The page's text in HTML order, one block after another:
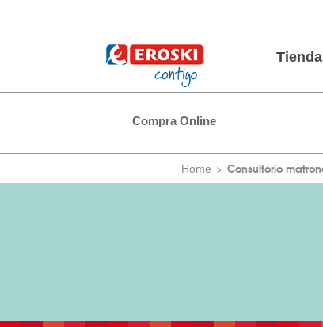
Compra Online
Home Consultorio